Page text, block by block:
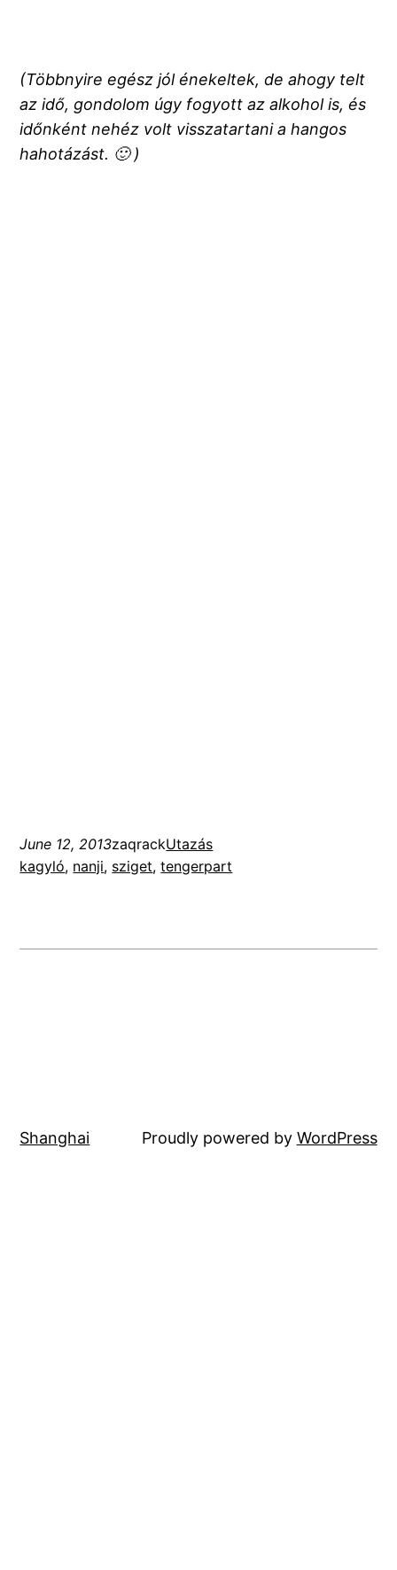
(Többnyire egész jól énekeltek, de ahogy telt
az idő, gondolom úgy fogyott az alkohol is, és
időnként nehéz volt visszatartani a hangos
hahotázást. 🙂 )
June 12, 2013zaqrackUtazás
kagyló, nanji, sziget, tengerpart
Shanghai Proudly powered by WordPress